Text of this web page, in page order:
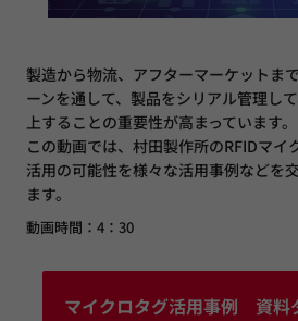
製造から物流、アフターマーケットま
ーンを通して、製品をシリアル管理し
上することの重要性が高まっています。
この動画では、村田製作所のRFIDマイ
活用の可能性を様々な活用事例などを
ます。
動画時間：4：30
マイクロタグ活用事例 資料